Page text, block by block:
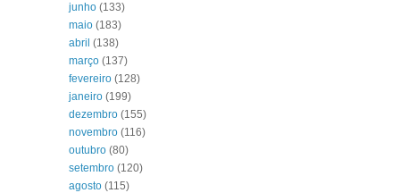
junho (133)
maio (183)
abril (138)
março (137)
fevereiro (128)
janeiro (199)
dezembro (155)
novembro (116)
outubro (80)
setembro (120)
agosto (115)